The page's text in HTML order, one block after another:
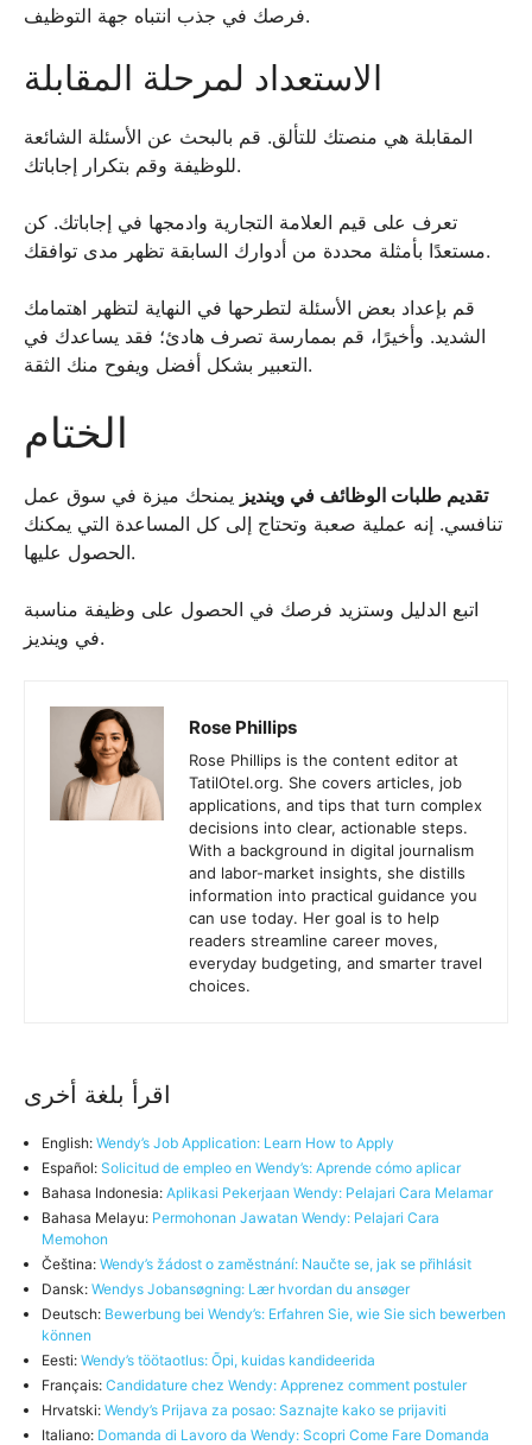
فرصك في جذب انتباه جهة التوظيف.
الاستعداد لمرحلة المقابلة
المقابلة هي منصتك للتألق. قم بالبحث عن الأسئلة الشائعة
للوظيفة وقم بتكرار إجاباتك.
تعرف على قيم العلامة التجارية وادمجها في إجاباتك. كن
مستعدًا بأمثلة محددة من أدوارك السابقة تظهر مدى توافقك.
قم بإعداد بعض الأسئلة لتطرحها في النهاية لتظهر اهتمامك
الشديد. وأخيرًا، قم بممارسة تصرف هادئ؛ فقد يساعدك في
التعبير بشكل أفضل ويفوح منك الثقة.
الختام
تقديم طلبات الوظائف في وينديز يمنحك ميزة في سوق عمل
تنافسي. إنه عملية صعبة وتحتاج إلى كل المساعدة التي يمكنك
الحصول عليها.
اتبع الدليل وستزيد فرصك في الحصول على وظيفة مناسبة
في وينديز.
Rose Phillips
Rose Phillips is the content editor at
TatilOtel.org. She covers articles, job
applications, and tips that turn complex
decisions into clear, actionable steps.
With a background in digital journalism
and labor-market insights, she distills
information into practical guidance you
can use today. Her goal is to help
readers streamline career moves,
everyday budgeting, and smarter travel
choices.
اقرأ بلغة أخرى
English: Wendy’s Job Application: Learn How to Apply
Español: Solicitud de empleo en Wendy’s: Aprende cómo aplicar
Bahasa Indonesia: Aplikasi Pekerjaan Wendy: Pelajari Cara Melamar
Bahasa Melayu: Permohonan Jawatan Wendy: Pelajari Cara
Memohon
Čeština: Wendy’s žádost o zaměstnání: Naučte se, jak se přihlásit
Dansk: Wendys Jobansøgning: Lær hvordan du ansøger
Deutsch: Bewerbung bei Wendy’s: Erfahren Sie, wie Sie sich bewerben
können
Eesti: Wendy’s töötaotlus: Õpi, kuidas kandideerida
Français: Candidature chez Wendy: Apprenez comment postuler
Hrvatski: Wendy’s Prijava za posao: Saznajte kako se prijaviti
Italiano: Domanda di Lavoro da Wendy: Scopri Come Fare Domanda